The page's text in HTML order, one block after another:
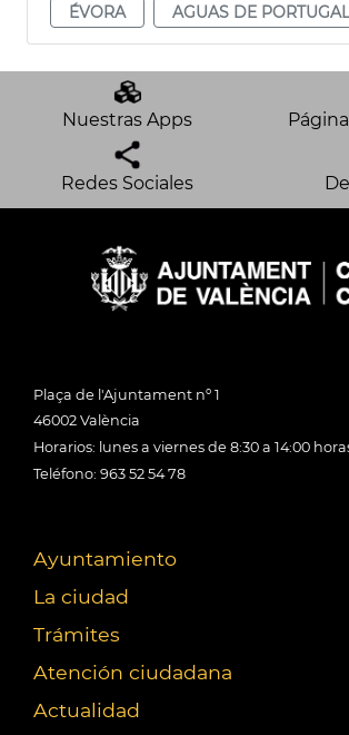
ÉVORA
AGUAS DE PORTUGAL
Nuestras Apps
Redes Sociales
Plaça de l'Ajuntament nº 1
46002 València
Horarios: lunes a viernes de 8:30 a 14:00
Teléfono: 963 52 54 78
Ayuntamiento
La ciudad
Trámites
Atención ciudadana
Actualidad